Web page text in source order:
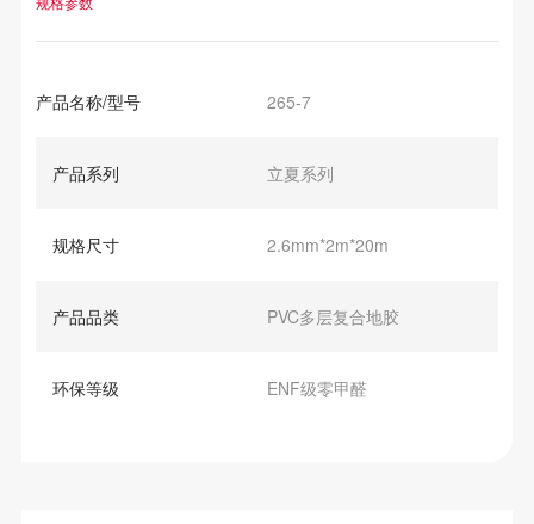
产品名称/型号 265-7
产品系列 立夏系列
规格尺寸 2.6mm*2m*20m
产品品类 PVC多层复合地胶
环保等级 ENF级零甲醛